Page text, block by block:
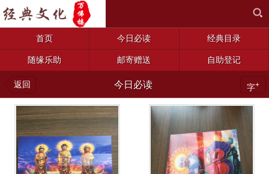
首页 今日必读 经典目录
随缘乐助 邮寄赠送 自助登记
返回 今日必读 字+